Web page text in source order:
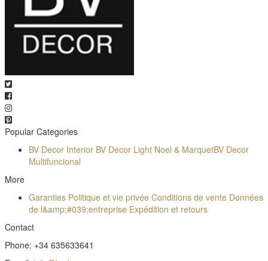
Popular Categories
BV Decor Interior BV Decor Light Noel & MarquetBV Decor
Multifuncional
More
Garanties Politique et vie privée Conditions de vente Données
de l&amp;#039;entreprise Expédition et retours
Contact
Phone: +34 635633641